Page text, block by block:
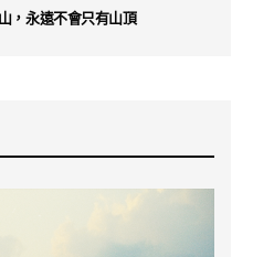
，永遠不會只有山頂